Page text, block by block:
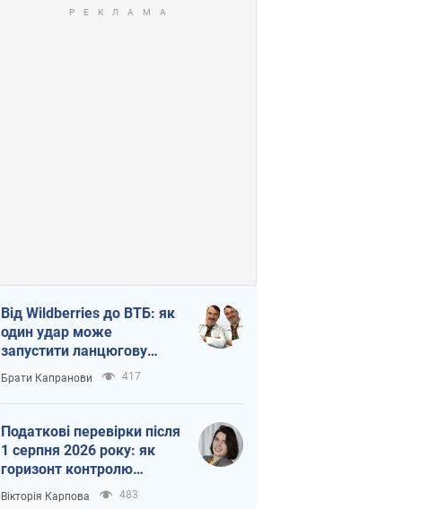
Від Wildberries до ВТБ: як
один удар може
запустити ланцюгову
реакцію в Росії
Брати Капранови 417
Податкові перевірки після
1 серпня 2026 року: як
горизонт контролю
скорочується з 6,5 до 3
Вікторія Карпова 483